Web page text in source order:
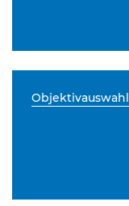
Objektivauswahl